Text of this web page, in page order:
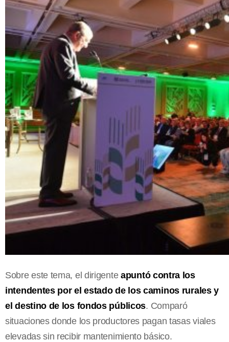
Sobre este tema, el dirigente apuntó contra los
intendentes por el estado de los caminos rurales y
el destino de los fondos públicos. Comparó
situaciones donde los productores pagan tasas viales
elevadas sin recibir mantenimiento básico.